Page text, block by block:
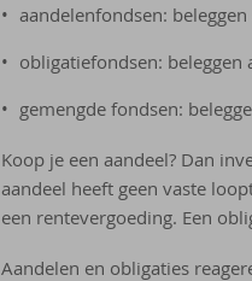
aandelenfondsen:
obligatiefondsen: beleggen
gemengde fondsen:
Koop je een aandeel? Dan
aandeel heeft geen vaste
een rentevergoeding. Een
Aandelen en obligaties